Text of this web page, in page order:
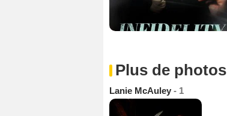
Plus de photos
Lanie McAuley - 1